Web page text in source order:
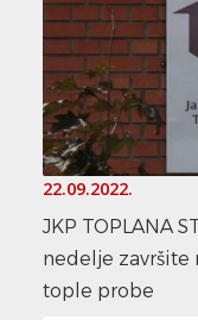
22.09.2022.
JKP TOPLANA
nedelje završite
tople probe